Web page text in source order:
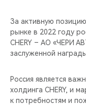
За активную
рынке в 2022 году
CHERY – АО «ЧЕРИ
заслуженной
Россия является
холдинга CHERY, и
к потребностям и